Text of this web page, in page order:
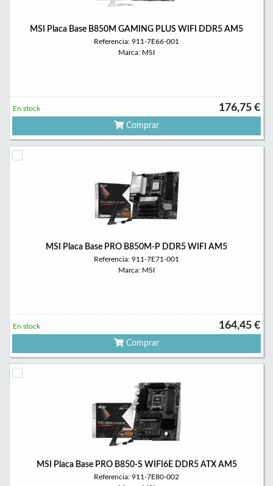
MSI Placa Base B850M GAMING PLUS WIFI DDR5 AM5
Referencia: 911-7E66-001
Marca: MSI
176,75 €
En stock
Comprar
MSI Placa Base PRO B850M-P DDR5 WIFI AM5
Referencia: 911-7E71-001
Marca: MSI
164,45 €
En stock
Comprar
MSI Placa Base PRO B850-S WIFI6E DDR5 ATX AM5
Referencia: 911-7E80-002